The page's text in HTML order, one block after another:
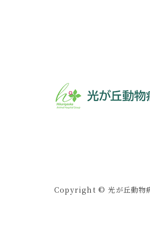
Copyright © 光が丘動物